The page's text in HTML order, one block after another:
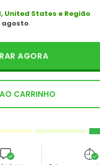
United States e Região
agosto.
CARRINHO
AGORA